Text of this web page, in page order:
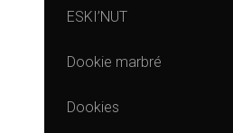
ESKI’NUT
Dookie marbré
Dookies